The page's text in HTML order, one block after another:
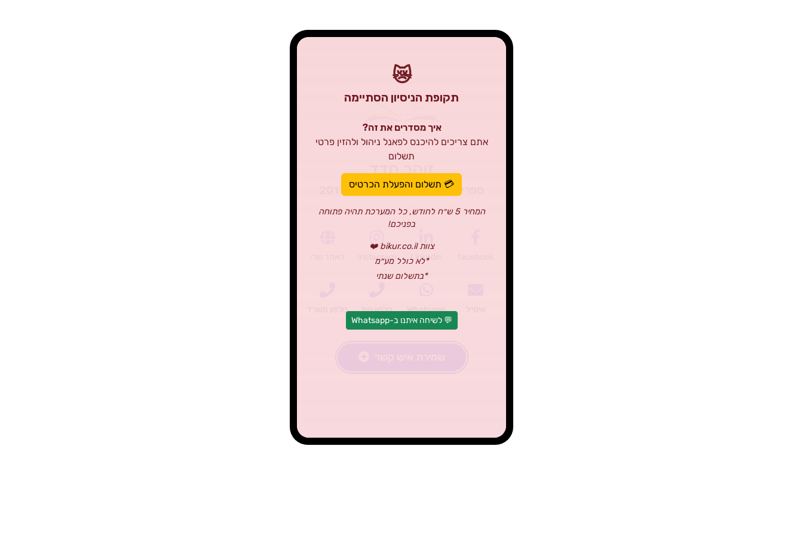
😿
תקופת הניסיון הסתיימה
איך מסדרים את זה?
אתם צריכים להיכנס לפאנל ניהול ולהזין פרטי
תשלום
💳 תשלום והפעלת הכרטיס
המחיר 5 ש״ח לחודש, כל המערכת תהיה פתוחה
בפניכם!
צוות bikur.co.il ❤️
*לא כולל מע״מ
*בתשלום שנתי
💬 לשיחה איתנו ב-Whatsapp
זוהר חדד
ספרי לימוד חריש | ע.מ. 201115961
Linkedin
Instagram
Whatsapp טלפון נייד טלפון משרד